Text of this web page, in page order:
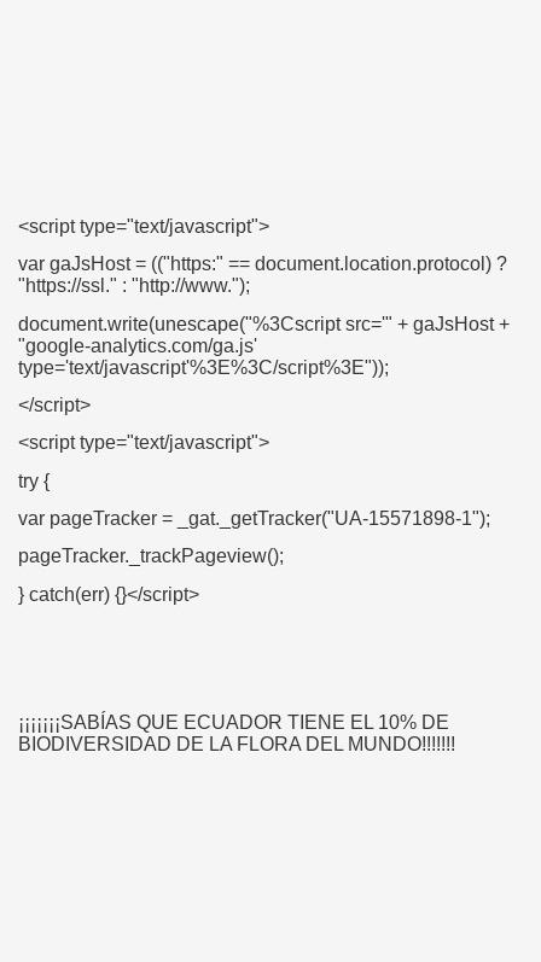
<script type="text/javascript">
var gaJsHost = (("https:" == document.location.protocol) ?
"https://ssl." : "http://www.");
document.write(unescape("%3Cscript src='" + gaJsHost +
"google-analytics.com/ga.js'
type='text/javascript'%3E%3C/script%3E"));
</script>
<script type="text/javascript">
try {
var pageTracker = _gat._getTracker("UA-15571898-1");
pageTracker._trackPageview();
} catch(err) {}</script>
¡¡¡¡¡¡¡SABÍAS QUE ECUADOR TIENE EL 10% DE
BIODIVERSIDAD DE LA FLORA DEL MUNDO!!!!!!!